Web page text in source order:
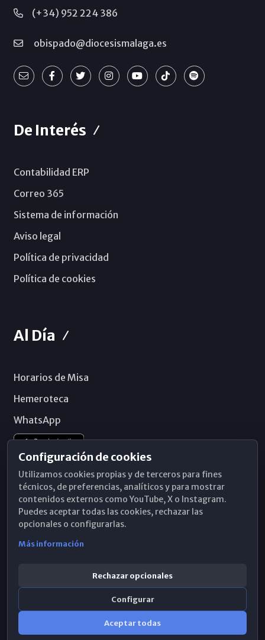
(+34) 952 224 386
obispado@diocesismalaga.es
De Interés
Contabilidad ERP
Correo 365
Sistema de información
Aviso legal
Política de privacidad
Política de cookies
Al Día
Horarios de Misa
Hemeroteca
WhatsApp
Configuración de cookies
Utilizamos cookies propias y de terceros para fines
técnicos, de preferencias, analíticos y para mostrar
contenidos externos como YouTube, X o Instagram.
Puedes aceptar todas las cookies, rechazar las
opcionales o configurarlas.
Más información
Rechazar opcionales
Configurar
Aceptar todas